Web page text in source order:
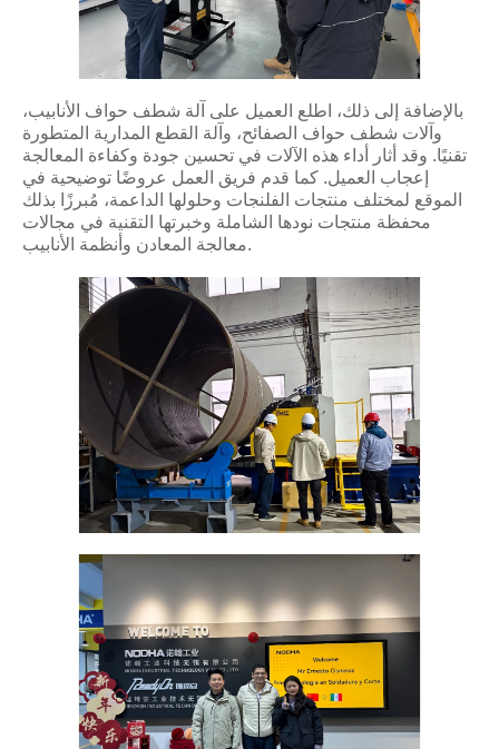
بالإضافة إلى ذلك، اطلع العميل على آلة شطف حواف الأنابيب،
وآلات شطف حواف الصفائح، وآلة القطع المدارية المتطورة
تقنيًا. وقد أثار أداء هذه الآلات في تحسين جودة وكفاءة المعالجة
إعجاب العميل. كما قدم فريق العمل عروضًا توضيحية في
الموقع لمختلف منتجات الفلنجات وحلولها الداعمة، مُبرزًا بذلك
محفظة منتجات نودها الشاملة وخبرتها التقنية في مجالات
معالجة المعادن وأنظمة الأنابيب.